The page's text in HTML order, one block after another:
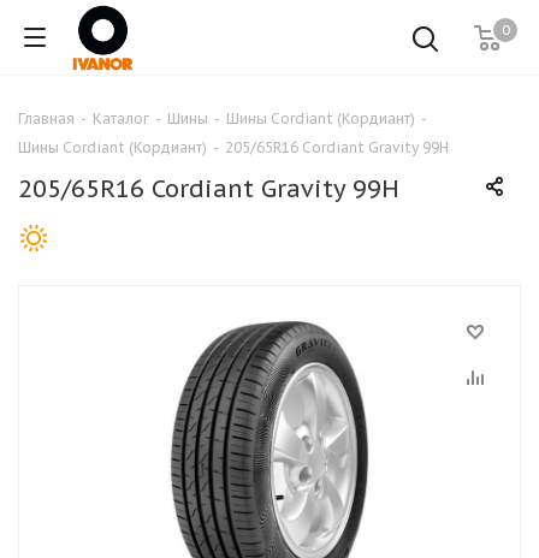
0
Главная - Каталог - Шины - Шины Cordiant (Кордиант) -
Шины Cordiant (Кордиант) - 205/65R16 Cordiant Gravity 99H
205/65R16 Cordiant Gravity 99H